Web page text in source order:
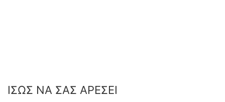
ΊΣΩΣ ΝΑ ΣΑΣ ΑΡΈΣΕΙ